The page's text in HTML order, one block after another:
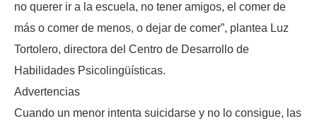
no querer ir a la escuela, no tener amigos, el comer de
más o comer de menos, o dejar de comer”, plantea Luz
Tortolero, directora del Centro de Desarrollo de
Habilidades Psicolingüísticas.
Advertencias
Cuando un menor intenta suicidarse y no lo consigue, las